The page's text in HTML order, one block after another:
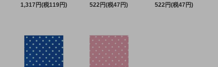
1,317円(税119円) 522円(税47円) 522円(税47円)